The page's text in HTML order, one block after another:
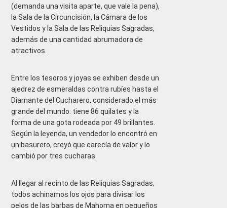
(demanda una visita aparte, que vale la pena),
la Sala de la Circuncisión, la Cámara de los
Vestidos y la Sala de las Reliquias Sagradas,
además de una cantidad abrumadora de
atractivos.
Entre los tesoros y joyas se exhiben desde un
ajedrez de esmeraldas contra rubíes hasta el
Diamante del Cucharero, considerado el más
grande del mundo: tiene 86 quilates y la
forma de una gota rodeada por 49 brillantes.
Según la leyenda, un vendedor lo encontró en
un basurero, creyó que carecía de valor y lo
cambió por tres cucharas.
Al llegar al recinto de las Reliquias Sagradas,
todos achinamos los ojos para divisar los
pelos de las barbas de Mahoma en pequeños